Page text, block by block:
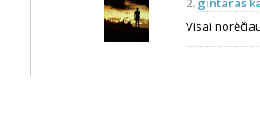
Visai